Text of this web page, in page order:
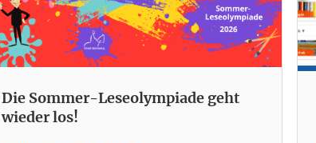
Die Sommer-Leseolympiade geht
wieder los!